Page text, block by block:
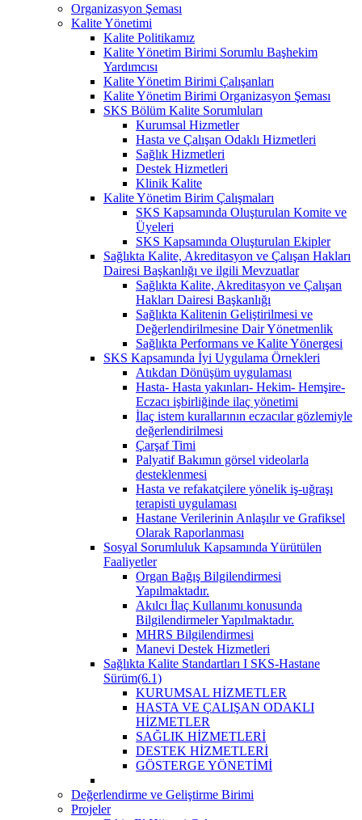
Organizasyon Şeması
Kalite Yönetimi
Kalite Politikamız
Kalite Yönetim Birimi Sorumlu Başhekim
Yardımcısı
Kalite Yönetim Birimi Çalışanları
Kalite Yönetim Birimi Organizasyon Şeması
SKS Bölüm Kalite Sorumluları
Kurumsal Hizmetler
Hasta ve Çalışan Odaklı Hizmetleri
Sağlık Hizmetleri
Destek Hizmetleri
Klinik Kalite
Kalite Yönetim Birim Çalışmaları
SKS Kapsamında Oluşturulan Komite ve
Üyeleri
SKS Kapsamında Oluşturulan Ekipler
Sağlıkta Kalite, Akreditasyon ve Çalışan Hakları
Dairesi Başkanlığı ve ilgili Mevzuatlar
Sağlıkta Kalite, Akreditasyon ve Çalışan
Hakları Dairesi Başkanlığı
Sağlıkta Kalitenin Geliştirilmesi ve
Değerlendirilmesine Dair Yönetmenlik
Sağlıkta Performans ve Kalite Yönergesi
SKS Kapsamında İyi Uygulama Örnekleri
Atıkdan Dönüşüm uygulaması
Hasta- Hasta yakınları- Hekim- Hemşire-
Eczacı işbirliğinde ilaç yönetimi
İlaç istem kurallarının eczacılar gözlemiyle
değerlendirilmesi
Çarşaf Timi
Palyatif Bakımın görsel videolarla
desteklenmesi
Hasta ve refakatçilere yönelik iş-uğraşı
terapisti uygulaması
Hastane Verilerinin Anlaşılır ve Grafiksel
Olarak Raporlanması
Sosyal Sorumluluk Kapsamında Yürütülen
Faaliyetler
Organ Bağış Bilgilendirmesi
Yapılmaktadır.
Akılcı İlaç Kullanımı konusunda
Bilgilendirmeler Yapılmaktadır.
MHRS Bilgilendirmesi
Manevi Destek Hizmetleri
Sağlıkta Kalite Standartları I SKS-Hastane
Sürüm(6.1)
KURUMSAL HİZMETLER
HASTA VE ÇALIŞAN ODAKLI
HİZMETLER
SAĞLIK HİZMETLERİ
DESTEK HİZMETLERİ
GÖSTERGE YÖNETİMİ
Değerlendirme ve Geliştirme Birimi
Projeler